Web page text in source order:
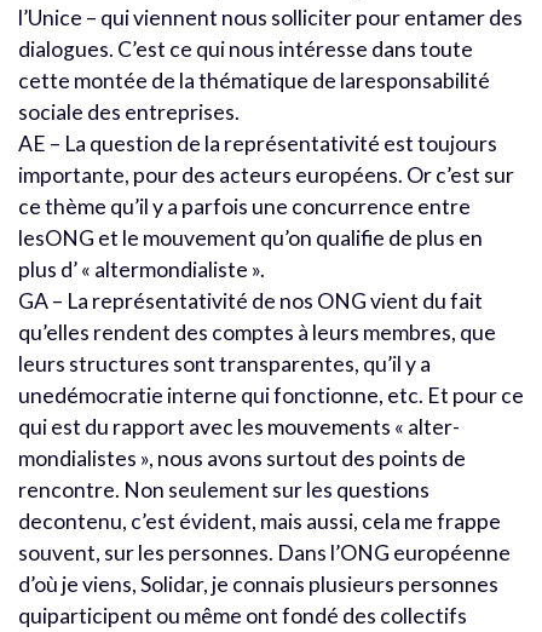
l’Unice – qui viennent nous solliciter pour entamer des
dialogues. C’est ce qui nous intéresse dans toute
cette montée de la thématique de laresponsabilité
sociale des entreprises.
AE – La question de la représentativité est toujours
importante, pour des acteurs européens. Or c’est sur
ce thème qu’il y a parfois une concurrence entre
lesONG et le mouvement qu’on qualifie de plus en
plus d’ « altermondialiste ».
GA – La représentativité de nos ONG vient du fait
qu’elles rendent des comptes à leurs membres, que
leurs structures sont transparentes, qu’il y a
unedémocratie interne qui fonctionne, etc. Et pour ce
qui est du rapport avec les mouvements « alter-
mondialistes », nous avons surtout des points de
rencontre. Non seulement sur les questions
decontenu, c’est évident, mais aussi, cela me frappe
souvent, sur les personnes. Dans l’ONG européenne
d’où je viens, Solidar, je connais plusieurs personnes
quiparticipent ou même ont fondé des collectifs